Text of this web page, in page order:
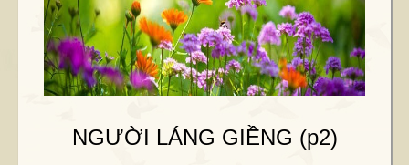
NGƯỜI LÁNG GIỀNG (p2)